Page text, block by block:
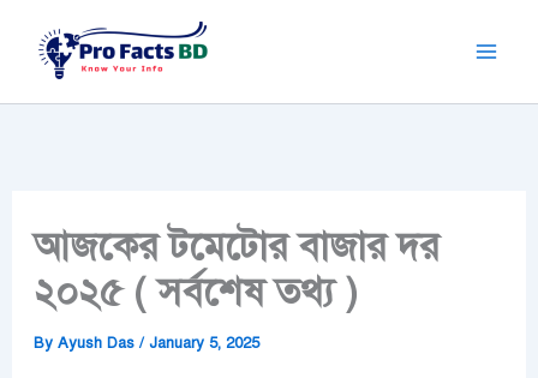
content
আজকের টমেটোর বাজার দর
২০২৫ ( সর্বশেষ তথ্য )
By Ayush Das /January 5, 2025